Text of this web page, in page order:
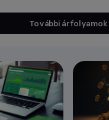
További árfolyamok